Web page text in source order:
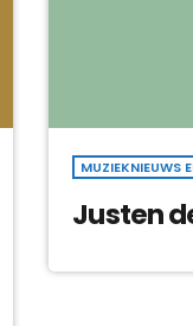
MUZIEKNIEUWS
Justen